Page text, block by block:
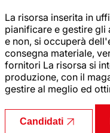
La risorsa inserita in
pianificare e gestire
e non, si occuperà
consegna materiale,
fornitori La risorsa si
produzione, con il
gestire al meglio ed
Candidati